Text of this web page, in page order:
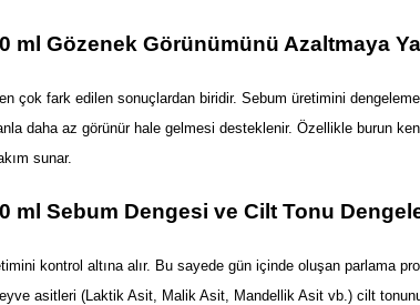
ml Gözenek Görünümünü Azaltmaya
çok fark edilen sonuçlardan biridir. Sebum üretimini
daha az görünür hale gelmesi desteklenir. Özellikle burun
sunar.
ml Sebum Dengesi ve Cilt Tonu
kontrol altına alır. Bu sayede gün içinde oluşan parlama
asitleri (Laktik Asit, Malik Asit, Mandellik Asit vb.) cilt